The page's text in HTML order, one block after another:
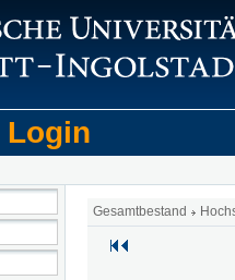
Login
Gesamtbestand